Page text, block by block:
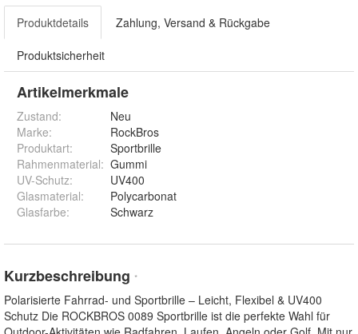
Produktdetails Zahlung, Versand & Rückgabe
Produktsicherheit
Artikelmerkmale
Zustand:
Neu
Marke:
RockBros
Produktart:
Sportbrille
Rahmenmaterial: Gummi
UV-Schutz:
UV400
Glasmaterial:
Polycarbonat
Glasfarbe: Schwarz
Kurzbeschreibung *
Polarisierte Fahrrad- und Sportbrille – Leicht, Flexibel & UV400
Schutz Die ROCKBROS 0089 Sportbrille ist die perfekte Wahl für